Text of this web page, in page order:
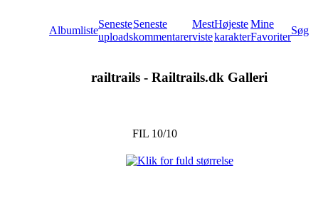
Albumliste
Seneste
uploads
Seneste
kommentarer
Mest
viste
Højeste
karakter
Mine
Favoriter
Søg
railtrails - Railtrails.dk Galleri
FIL 10/10